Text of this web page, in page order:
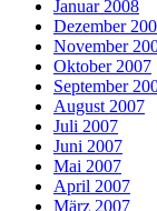
Januar 2008
Dezember
November
Oktober 2007
September
August 2007
Juli 2007
Juni 2007
Mai 2007
April 2007
März 2007